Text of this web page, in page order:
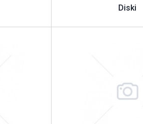
Diski